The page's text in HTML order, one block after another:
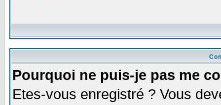
Pourquoi ne puis-je pas me
Etes-vous enregistré ? Vous